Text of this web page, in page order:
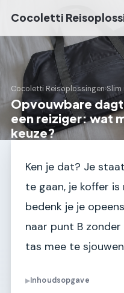
Cocoletti
Cocoletti Reisoplossingen›Slim
Opvouwbare
een reiziger: wat
keuze?
Ken je dat? Je
te gaan, je koffer
bedenk je je
naar punt B
tas mee te
▶Inhoudsopgave